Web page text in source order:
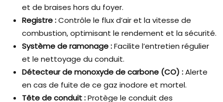
et de braises hors du foyer.
Registre :Contrôle le flux d’air et la vitesse de
combustion, optimisant le rendement et la sécurité.
Système de ramonage :Facilite l’entretien régulier
et le nettoyage du conduit.
Détecteur de monoxyde de carbone (CO) :Alerte
en cas de fuite de ce gaz inodore et mortel.
Tête de conduit :Protège le conduit des